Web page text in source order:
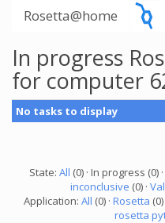
Rosetta@home
In progress
for computer
No tasks to display
State: All (0) · In progress (0) ·
inconclusive (0) ·
Application: All (0) · Rosetta (0)
rosetta